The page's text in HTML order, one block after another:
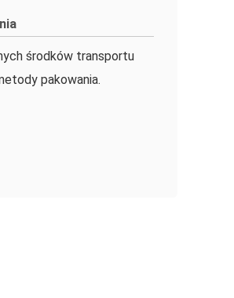
środków transportu
pakowania.